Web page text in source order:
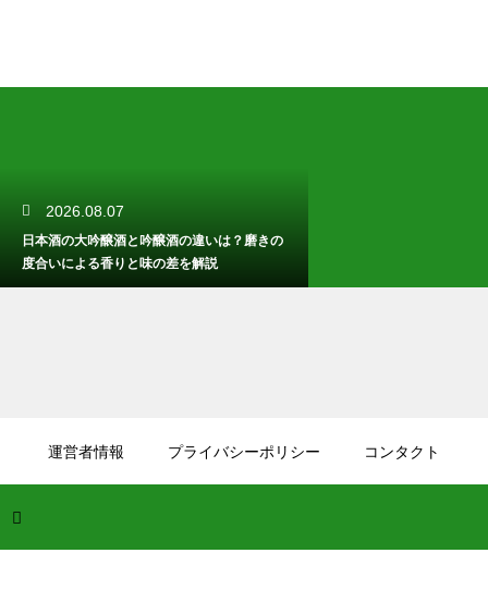
2026.08.07
日本酒の大吟醸酒と吟醸酒の違いは？磨きの
度合いによる香りと味の差を解説
日本酒の速醸酛の違いとは？伝統的な生酛と
の比較でわかる特徴を解説
運営者情報 プライバシーポリシー コンタクト